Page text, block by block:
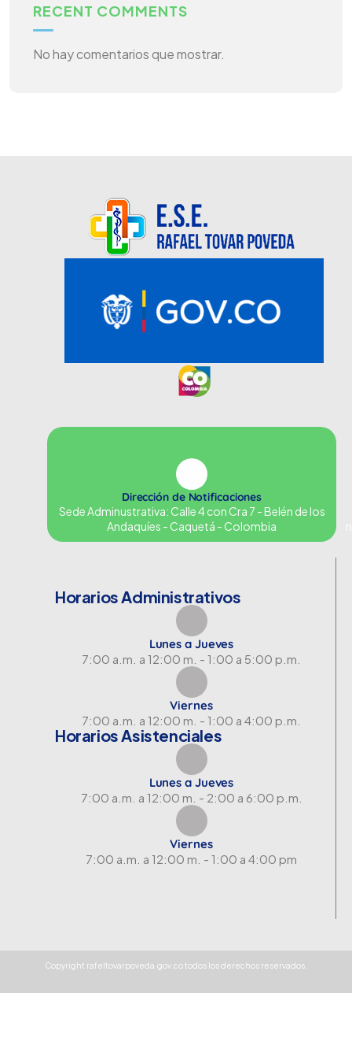
RECENT COMMENTS
No hay comentarios que mostrar.
Dirección de Notificaciones
Sede Adminustrativa: Calle 4 con Cra 7 - Belén de los
Andaquíes - Caquetá - Colombia
Horarios Administrativos
Lunes a Jueves
7:00 a.m. a 12:00 m. - 1:00 a 5:00 p.m.
Viernes
7:00 a.m. a 12:00 m. - 1:00 a 4:00 p.m.
Horarios Asistenciales
Lunes a Jueves
7:00 a.m. a 12:00 m. - 2:00 a 6:00 p.m.
Viernes
7:00 a.m. a 12:00 m. - 1:00 a 4:00 pm
Copyright rafeltovarpoveda.gov.co todos los derechos reservados.